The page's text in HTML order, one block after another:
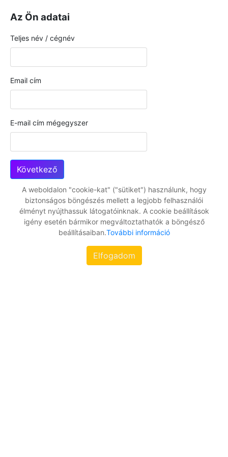
Az Ön adatai
Teljes név / cégnév
Email cím
E-mail cím mégegyszer
Következő
A weboldalon "cookie-kat" ("sütiket") használunk, hogy
biztonságos böngészés mellett a legjobb felhasználói
élményt nyújthassuk látogatóinknak. A cookie beállítások
igény esetén bármikor megváltoztathatók a böngésző
beállításaiban.További információ
Elfogadom